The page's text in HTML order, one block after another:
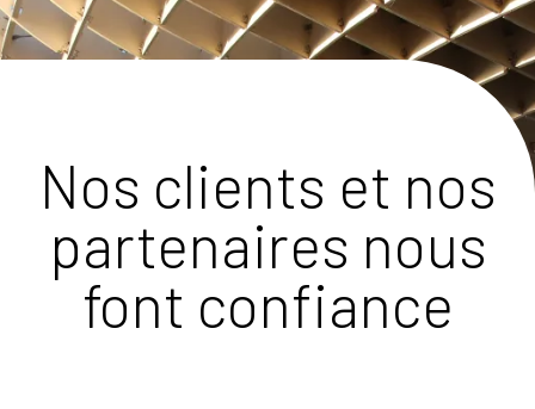
Nos clients et nos
partenaires nous
font confiance